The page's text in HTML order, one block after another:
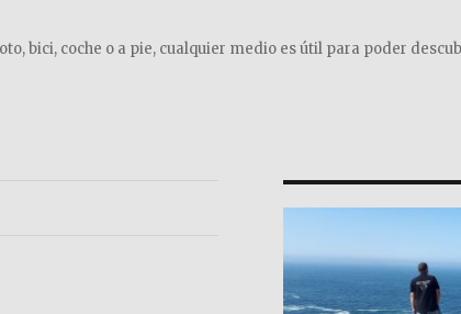
bici, coche o a pie, cualquier medio es útil para poder